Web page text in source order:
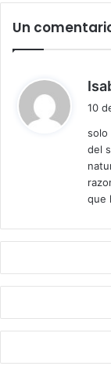
Un
10
solo
del
que